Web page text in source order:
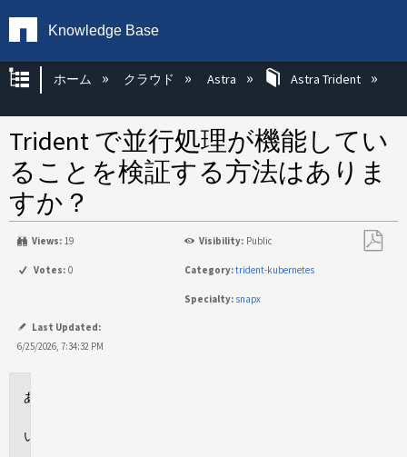
Knowledge Base
グローバル階層を展開/折りたたむ
ホーム クラウド Astra Astra Trident
Trident で並行処理が機能してい
ることを検証する方法はありま
すか？
Views: 19 Visibility: Public
Votes: 0 Category:trident-kubernetes
Specialty: snapx
Last Updated:
6/25/2026, 7:34:32 PM